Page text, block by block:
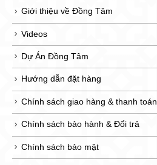
Giới thiệu về Đồng Tâm
Videos
Dự Án Đồng Tâm
Hướng dẫn đặt hàng
Chính sách giao hàng & thanh toán
Chính sách bảo hành & Đổi trả
Chính sách bảo mật